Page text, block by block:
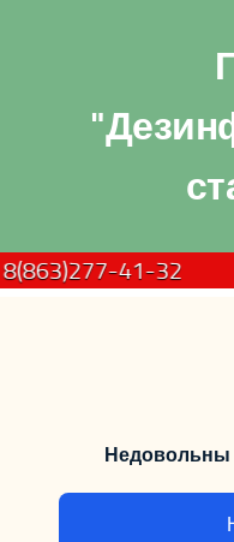
41-32
Недовольны